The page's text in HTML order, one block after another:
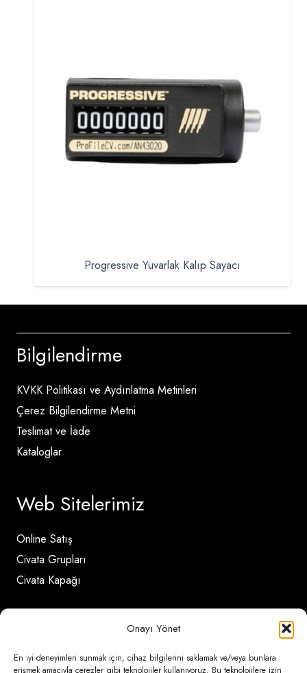
Onayı Yönet
En iyi deneyimleri sunmak için, cihaz bilgilerini saklamak ve/veya bunlara
erişmek amacıyla çerezler gibi teknolojiler kullanıyoruz. Bu teknolojilere izin
Progressive Yuvarlak Kalıp Sayacı
Bilgilendirme
KVKK Politikası ve Aydınlatma Metinleri
Çerez Bilgilendirme Metni
Teslimat ve İade
Kataloglar
Web Sitelerimiz
Online Satış
Civata Grupları
Civata Kapağı
İletişim Detayları
Ömerli Mahallesi Risalet Sokak No:6/A (Hadımköy)